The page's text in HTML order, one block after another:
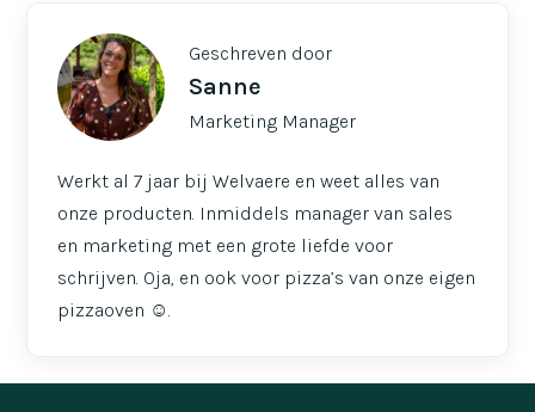
Geschreven door
Sanne
Marketing Manager
Werkt al 7 jaar bij Welvaere en weet alles van
onze producten. Inmiddels manager van sales
en marketing met een grote liefde voor
schrijven. Oja, en ook voor pizza’s van onze eigen
pizzaoven ☺️.